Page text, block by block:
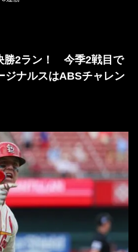
勝2ラン！ 今季2戦目で
ナルスはABSチャレン